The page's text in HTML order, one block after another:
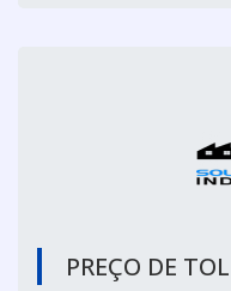
PREÇO DE